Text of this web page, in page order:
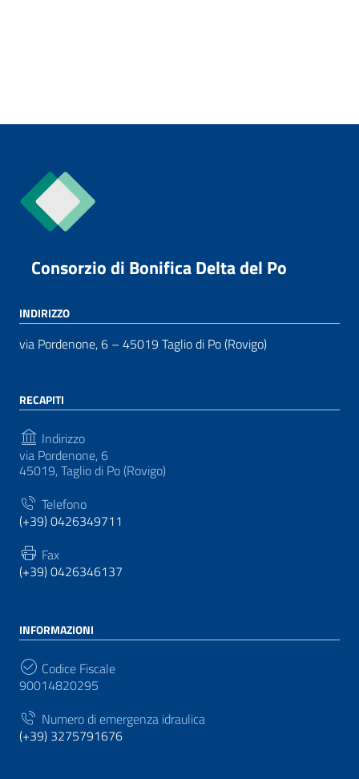
Consorzio di Bonifica Delta del Po
INDIRIZZO
via Pordenone, 6 – 45019 Taglio di Po (Rovigo)
RECAPITI
Indirizzo
via Pordenone, 6
45019, Taglio di Po (Rovigo)
Telefono
(+39) 0426349711
Fax
(+39) 0426346137
INFORMAZIONI
Codice Fiscale
90014820295
Numero di emergenza idraulica
(+39) 3275791676